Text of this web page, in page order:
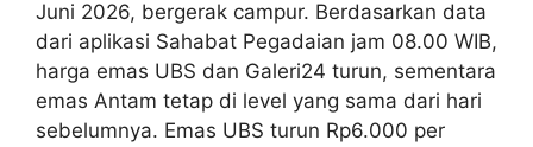
Juni 2026, bergerak campur. Berdasarkan data
dari aplikasi Sahabat Pegadaian jam 08.00 WIB,
harga emas UBS dan Galeri24 turun, sementara
emas Antam tetap di level yang sama dari hari
sebelumnya. Emas UBS turun Rp6.000 per